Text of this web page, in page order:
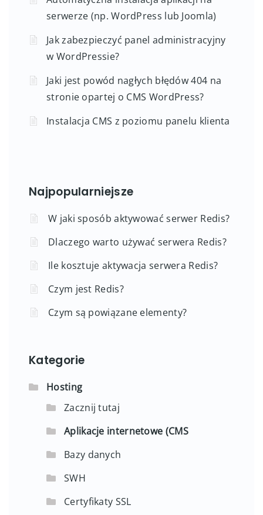
serwerze (np. WordPress lub Joomla)
Jak zabezpieczyć panel administracyjny
w WordPressie?
Jaki jest powód nagłych błędów 404 na
stronie opartej o CMS WordPress?
Instalacja CMS z poziomu panelu klienta
Najpopularniejsze
W jaki sposób aktywować serwer Redis?
Dlaczego warto używać serwera Redis?
Ile kosztuje aktywacja serwera Redis?
Czym jest Redis?
Czym są powiązane elementy?
Kategorie
Hosting
Zacznij tutaj
Aplikacje internetowe (CMS
Bazy danych
SWH
Certyfikaty SSL